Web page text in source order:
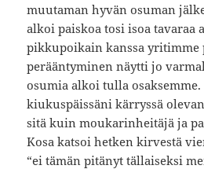
muutaman hyvän osuman
alkoi paiskoa tosi isoa tavaraa
pikkupoikain kanssa yritimme
perääntyminen näytti jo
osumia alkoi tulla
kiukuspäissäni kärryssä
sitä kuin moukarinheitäjä ja
Kosa katsoi hetken kirvestä
“ei tämän pitänyt tällaiseksi